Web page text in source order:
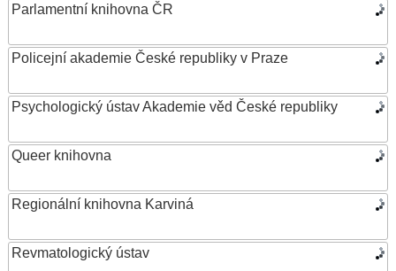
Parlamentní knihovna ČR
Policejní akademie České republiky v Praze
Psychologický ústav Akademie věd České republiky
Queer knihovna
Regionální knihovna Karviná
Revmatologický ústav